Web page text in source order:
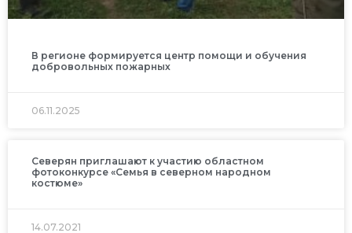
В регионе формируется центр помощи и обучения
добровольных пожарных
06.11.2025
Северян приглашают к участию областном
фотоконкурсе «Семья в северном народном
костюме»
14.07.2021